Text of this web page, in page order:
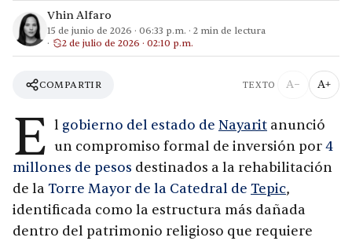
Vhin Alfaro
15 de junio de 2026 · 06:33 p.m. · 2 min de lectura
2 de julio de 2026 · 02:10 p.m.
COMPARTIR TEXTO A− A+
E l gobierno del estado de Nayarit anunció
un compromiso formal de inversión por4
millones de pesos destinados a la rehabilitación
de la Torre Mayor de la Catedral de Tepic,
identificada como la estructura más dañada
dentro del patrimonio religioso que requiere